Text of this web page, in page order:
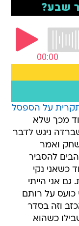
על הספסל
מכך שלא
ניגש לדבר
ואמר
להסביר
כשאני נקי
אני הייתי
כועס על רותם
וזה בסדר
כשהוא